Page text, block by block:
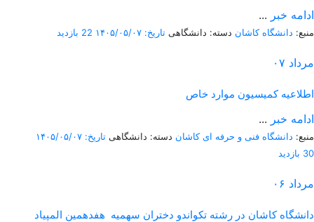
... ادامه خبر
منبع: دانشگاه کاشان دسته: دانشگاهی تاریخ: ۱۴۰۵/۰۵/۰۷ 22 بازدید
۰۷ مرداد
اطلاعیه کمیسیون موارد خاص
... ادامه خبر
منبع: دانشگاه فنی و حرفه ای کاشان دسته: دانشگاهی تاریخ: ۱۴۰۵/۰۵/۰۷
30 بازدید
۰۶ مرداد
دانشگاه کاشان در رشته تکواندو دختران سهمیه هفدهمین المپیاد